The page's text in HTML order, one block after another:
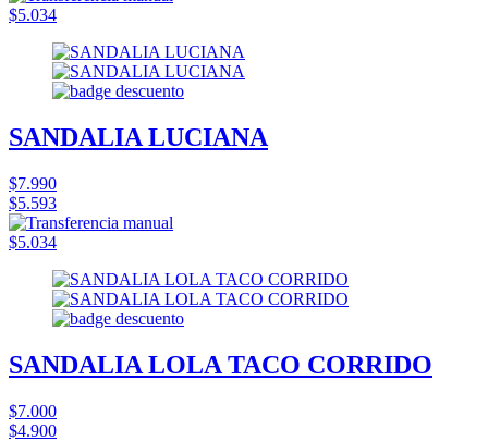
$5.034
SANDALIA LUCIANA
$7.990
$5.593
$5.034
SANDALIA LOLA TACO CORRIDO
$7.000
$4.900